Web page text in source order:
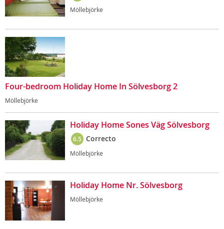
Möllebjörke
Four-bedroom Holiday Home In Sölvesborg 2
Möllebjörke
Holiday Home Sones Väg Sölvesborg
6.5 Correcto
Möllebjörke
Holiday Home Nr. Sölvesborg
Möllebjörke